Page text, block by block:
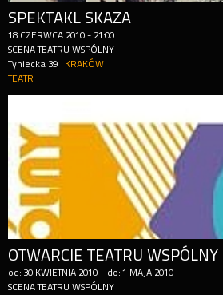
SPEKTAKL SKAZA
18 CZERWCA 2010 - 21:00
SCENA TEATRU WSPÓLNY
Tyniecka 39
KRAKÓW
TEATR
OTWARCIE TEATRU WSPÓLNY
od: 30 KWIETNIA 2010 do:1 MAJA 2010
SCENA TEATRU WSPÓLNY